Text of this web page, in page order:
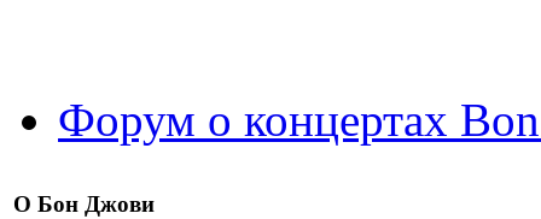
Форум о концертах
О Бон Джови